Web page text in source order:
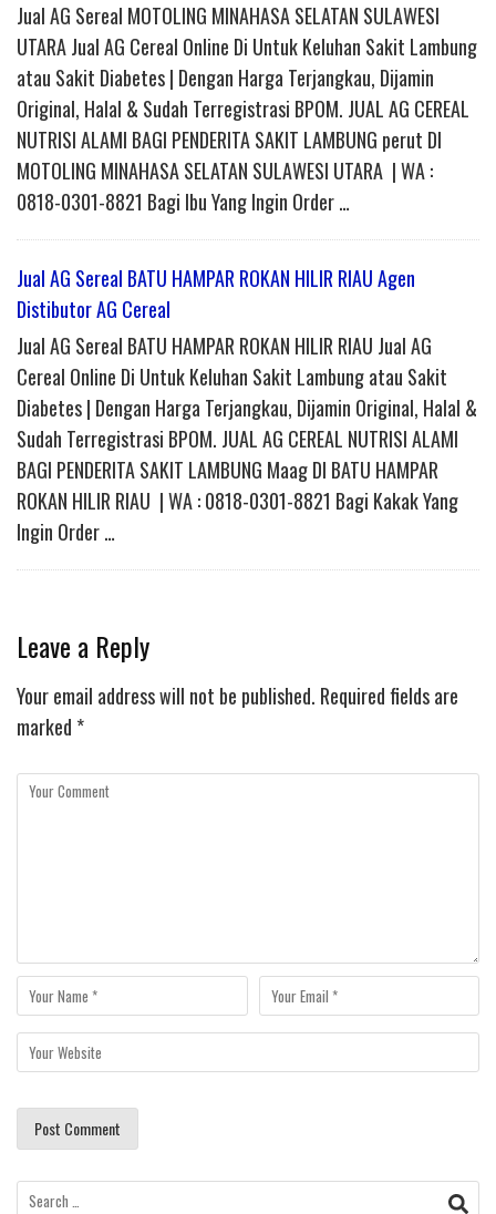
Jual AG Sereal MOTOLING MINAHASA SELATAN SULAWESI
UTARA Jual AG Cereal Online Di Untuk Keluhan Sakit Lambung
atau Sakit Diabetes | Dengan Harga Terjangkau, Dijamin
Original, Halal & Sudah Terregistrasi BPOM. JUAL AG CEREAL
NUTRISI ALAMI BAGI PENDERITA SAKIT LAMBUNG perut DI
MOTOLING MINAHASA SELATAN SULAWESI UTARA | WA :
0818-0301-8821 Bagi Ibu Yang Ingin Order …
Jual AG Sereal BATU HAMPAR ROKAN HILIR RIAU Agen
Distibutor AG Cereal
Jual AG Sereal BATU HAMPAR ROKAN HILIR RIAU Jual AG
Cereal Online Di Untuk Keluhan Sakit Lambung atau Sakit
Diabetes | Dengan Harga Terjangkau, Dijamin Original, Halal &
Sudah Terregistrasi BPOM. JUAL AG CEREAL NUTRISI ALAMI
BAGI PENDERITA SAKIT LAMBUNG Maag DI BATU HAMPAR
ROKAN HILIR RIAU | WA : 0818-0301-8821 Bagi Kakak Yang
Ingin Order …
Leave a Reply
Your email address will not be published. Required fields are
marked *
Search